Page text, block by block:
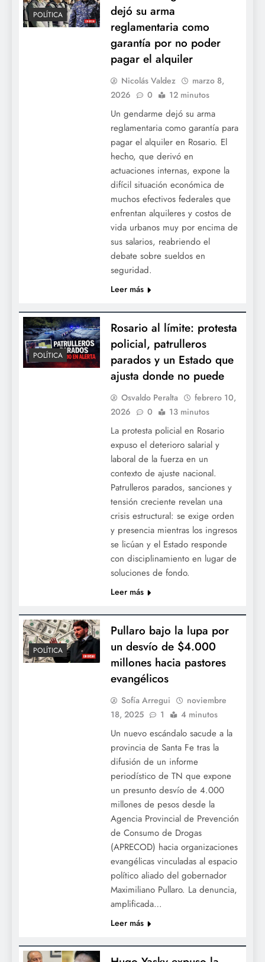
POLÍTICA
dejó su arma
reglamentaria como
garantía por no poder
pagar el alquiler
Nicolás Valdez
marzo 8,
2026
0 12 minutos
Un gendarme dejó su arma
reglamentaria como garantía para
pagar el alquiler en Rosario. El
hecho, que derivó en
actuaciones internas, expone la
difícil situación económica de
muchos efectivos federales que
enfrentan alquileres y costos de
vida urbanos muy por encima de
sus salarios, reabriendo el
debate sobre sueldos en
seguridad.
Leer más
POLÍTICA
Rosario al límite: protesta
policial, patrulleros
parados y un Estado que
ajusta donde no puede
Osvaldo Peralta
febrero 10,
2026
0 13 minutos
La protesta policial en Rosario
expuso el deterioro salarial y
laboral de la fuerza en un
contexto de ajuste nacional.
Patrulleros parados, sanciones y
tensión creciente revelan una
crisis estructural: se exige orden
y presencia mientras los ingresos
se licúan y el Estado responde
con disciplinamiento en lugar de
soluciones de fondo.
Leer más
POLÍTICA
Pullaro bajo la lupa por
un desvío de $4.000
millones hacia pastores
evangélicos
Sofía Arregui
noviembre
18, 2025
1 4 minutos
Un nuevo escándalo sacude a la
provincia de Santa Fe tras la
difusión de un informe
periodístico de TN que expone
un presunto desvío de 4.000
millones de pesos desde la
Agencia Provincial de Prevención
de Consumo de Drogas
(APRECOD) hacia organizaciones
evangélicas vinculadas al espacio
político aliado del gobernador
Maximiliano Pullaro. La denuncia,
amplificada…
Leer más